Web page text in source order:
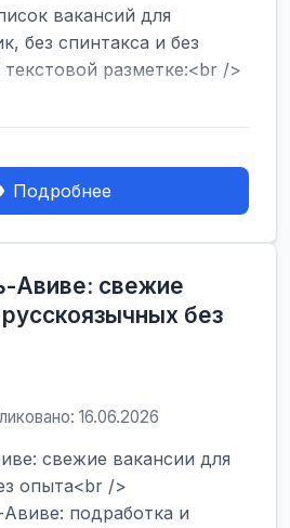
вакансий для
без спинтакса и без
разметке:<br />
на мебельном
Подробнее
Авиве: свежие
без
16.06.2026
свежие вакансии для
опыта<br />
Авиве: подработка и